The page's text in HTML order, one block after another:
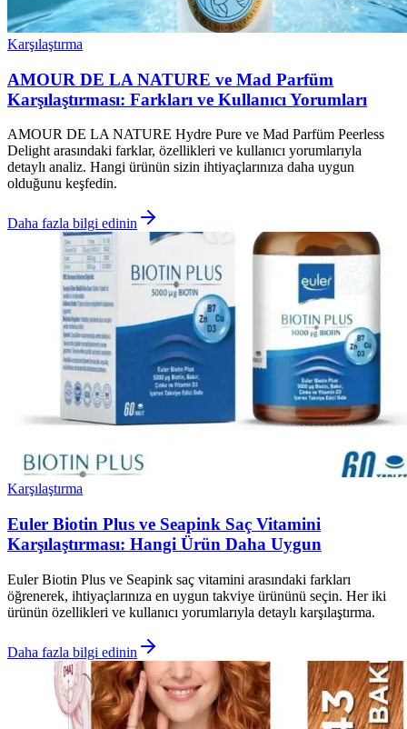
Karşılaştırma
AMOUR DE LA NATURE ve Mad Parfüm
Karşılaştırması: Farkları ve Kullanıcı Yorumları
AMOUR DE LA NATURE Hydre Pure ve Mad Parfüm Peerless
Delight arasındaki farklar, özellikleri ve kullanıcı yorumlarıyla
detaylı analiz. Hangi ürünün sizin ihtiyaçlarınıza daha uygun
olduğunu keşfedin.
Daha fazla bilgi edinin
Karşılaştırma
Euler Biotin Plus ve Seapink Saç Vitamini
Karşılaştırması: Hangi Ürün Daha Uygun
Euler Biotin Plus ve Seapink saç vitamini arasındaki farkları
öğrenerek, ihtiyaçlarınıza en uygun takviye ürününü seçin. Her iki
ürünün özellikleri ve kullanıcı yorumlarıyla detaylı karşılaştırma.
Daha fazla bilgi edinin